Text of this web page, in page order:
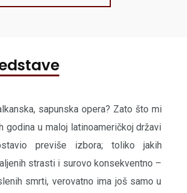
sapunska opera? Zato što mi
godina u maloj latinoameričkoj državi
previše izbora; toliko jakih
strasti i surovo konsekventno –
smrti, verovatno ima još samo u